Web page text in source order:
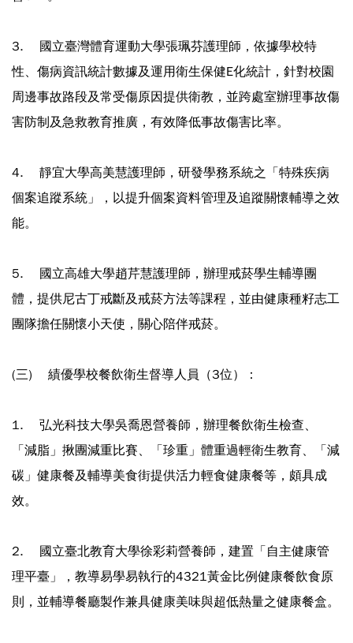
3. 國立臺灣體育運動大學張珮芬護理師，依據學校特
性、傷病資訊統計數據及運用衛生保健E化統計，針對校園
周邊事故路段及常受傷原因提供衛教，並跨處室辦理事故傷
害防制及急救教育推廣，有效降低事故傷害比率。
4. 靜宜大學高美慧護理師，研發學務系統之「特殊疾病
個案追蹤系統」，以提升個案資料管理及追蹤關懷輔導之效
能。
5. 國立高雄大學趙芹慧護理師，辦理戒菸學生輔導團
體，提供尼古丁戒斷及戒菸方法等課程，並由健康種籽志工
團隊擔任關懷小天使，關心陪伴戒菸。
(三) 績優學校餐飲衛生督導人員（3位）：
1. 弘光科技大學吳喬恩營養師，辦理餐飲衛生檢查、
「減脂」揪團減重比賽、「珍重」體重過輕衛生教育、「減
碳」健康餐及輔導美食街提供活力輕食健康餐等，頗具成
效。
2. 國立臺北教育大學徐彩莉營養師，建置「自主健康管
理平臺」，教導易學易執行的4321黃金比例健康餐飲食原
則，並輔導餐廳製作兼具健康美味與超低熱量之健康餐盒。